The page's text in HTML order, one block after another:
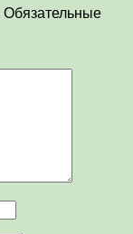
Обязательные